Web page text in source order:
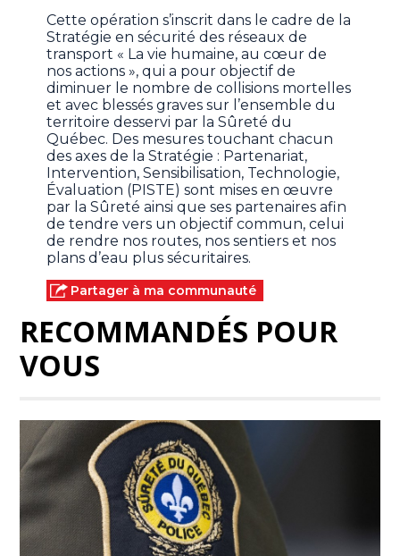
Cette opération s’inscrit dans le cadre de la
Stratégie en sécurité des réseaux de
transport « La vie humaine, au cœur de
nos actions », qui a pour objectif de
diminuer le nombre de collisions mortelles
et avec blessés graves sur l’ensemble du
territoire desservi par la Sûreté du
Québec. Des mesures touchant chacun
des axes de la Stratégie : Partenariat,
Intervention, Sensibilisation, Technologie,
Évaluation (PISTE) sont mises en œuvre
par la Sûreté ainsi que ses partenaires afin
de tendre vers un objectif commun, celui
de rendre nos routes, nos sentiers et nos
plans d’eau plus sécuritaires.
Partager à ma communauté
RECOMMANDÉS POUR
VOUS